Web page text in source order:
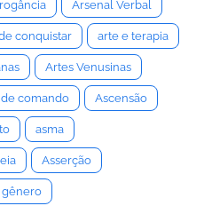
Arsenal Verbal
conquistar arte e terapia
Artes Venusinas
comando Ascensão
asma
Asserção
gênero